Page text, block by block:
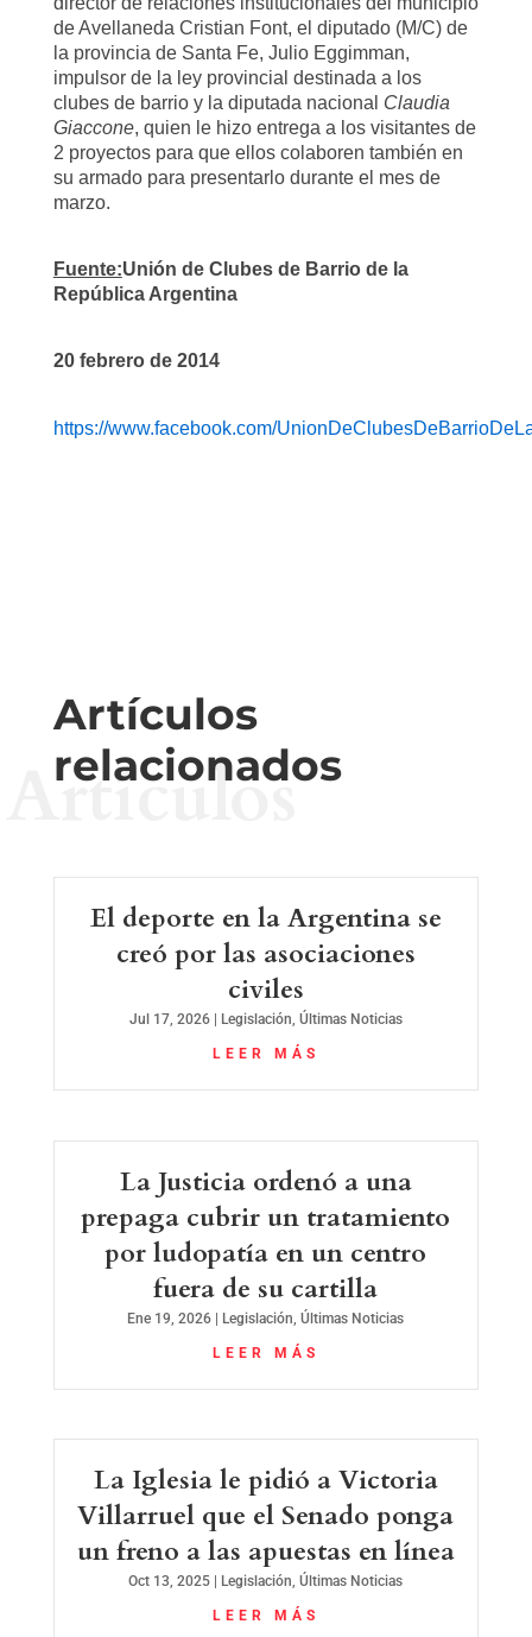
de Avellaneda Cristian Font, el diputado (M/C) de
la provincia de Santa Fe, Julio Eggimman,
impulsor de la ley provincial destinada a los
clubes de barrio y la diputada nacional Claudia
Giaccone, quien le hizo entrega a los visitantes de
2 proyectos para que ellos colaboren también en
su armado para presentarlo durante el mes de
marzo.
Fuente:Unión de Clubes de Barrio de la
República Argentina
20 febrero de 2014
https://www.facebook.com/
Artículos
relacionados
Artículos
El deporte en la Argentina se
creó por las asociaciones
civiles
Jul 17, 2026| Legislación, Últimas Noticias
LEER MÁS
La Justicia ordenó a una
prepaga cubrir un tratamiento
por ludopatía en un centro
fuera de su cartilla
Ene 19, 2026 | Legislación ,Últimas Noticias
LEER MÁS
La Iglesia le pidió a Victoria
Villarruel que el Senado ponga
un freno a las apuestas en línea
Oct 13, 2025 | Legislación ,Últimas Noticias
LEER MÁS